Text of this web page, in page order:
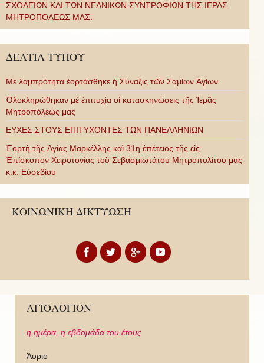
ΣΧΟΛΕΙΩΝ ΚΑΙ ΤΩΝ ΝΕΑΝΙΚΩΝ ΣΥΝΤΡΟΦΙΩΝ ΤΗΣ ΙΕΡΑΣ
ΜΗΤΡΟΠΟΛΕΩΣ ΜΑΣ.
ΔΕΛΤΙΑ ΤΥΠΟΥ
Με λαμπρότητα ἑορτάσθηκε ἡ Σύναξις τῶν Σαμίων Ἁγίων
Ὁλοκληρώθηκαν μὲ ἐπιτυχία οἱ κατασκηνώσεις τῆς Ἱερᾶς
Μητροπόλεώς μας
ΕΥΧΕΣ ΣΤΟΥΣ ΕΠΙΤΥΧΟΝΤΕΣ ΤΩΝ ΠΑΝΕΛΛΗΝΙΩΝ
Ἑορτὴ τῆς Ἁγίας Μαρκέλλης καὶ 31η ἐπέτειος τῆς εἰς
Ἐπίσκοπον Χειροτονίας τοῦ Σεβασμιωτάτου Μητροπολίτου μας
κ.κ. Εὐσεβίου
ΚΟΙΝΩΝΙΚΗ ΔΙΚΤΥΩΣΗ
ΑΓΙΟΛΟΓΙΟΝ
η ημέρα, η εβδομάδα του έτους
Άυριο